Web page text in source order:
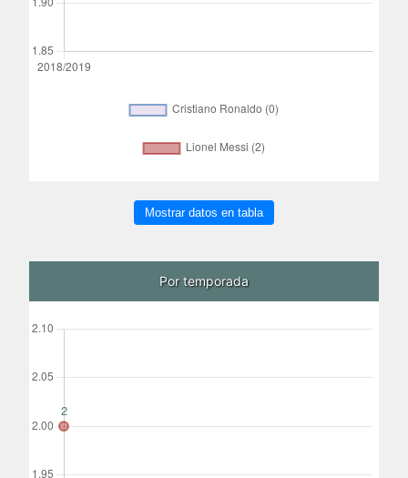
Mostrar datos en tabla
Por temporada